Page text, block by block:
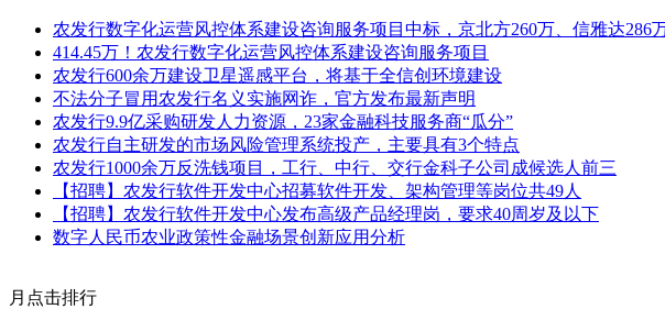
农发行数字化运营风控体系建设咨询服务项目中标，京北方260万、信雅达286
414.45万！农发行数字化运营风控体系建设咨询服务项目
农发行600余万建设卫星遥感平台，将基于全信创环境建设
不法分子冒用农发行名义实施网诈，官方发布最新声明
农发行9.9亿采购研发人力资源，23家金融科技服务商“瓜分”
农发行自主研发的市场风险管理系统投产，主要具有3个特点
农发行1000余万反洗钱项目，工行、中行、交行金科子公司成候选人前三
【招聘】农发行软件开发中心招募软件开发、架构管理等岗位共49人
【招聘】农发行软件开发中心发布高级产品经理岗，要求40周岁及以下
数字人民币农业政策性金融场景创新应用分析
月点击排行